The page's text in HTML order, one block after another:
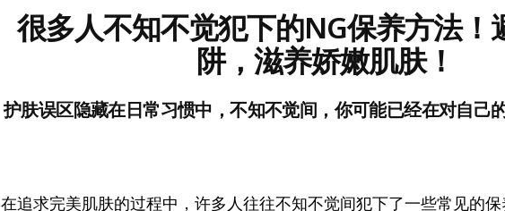
很多人不知不觉犯下的NG保养方法！
阱，滋养娇嫩肌肤！
护肤误区隐藏在日常习惯中，不知不觉间，你可能已经在对自己
在追求完美肌肤的过程中，许多人往往不知不觉间犯下了一些常见的